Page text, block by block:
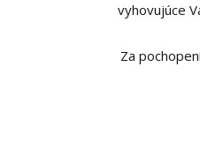
vyhovujúce
Za